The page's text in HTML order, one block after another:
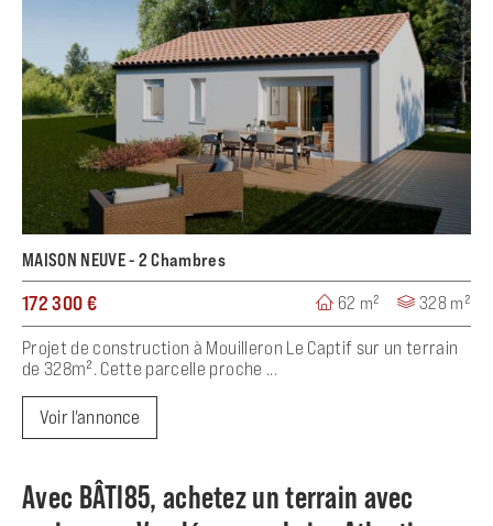
MAISON NEUVE - 2 Chambres
172 300 € 62 m² 328 m²
Projet de construction à Mouilleron Le Captif sur un terrain
de 328m². Cette parcelle proche ...
Voir l'annonce
Avec BÂTI85, achetez un terrain avec